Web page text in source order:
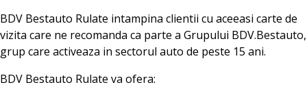
BDV Bestauto Rulate intampina clientii cu aceeasi carte de
vizita care ne recomanda ca parte a Grupului BDV.Bestauto,
grup care activeaza in sectorul auto de peste 15 ani.
BDV Bestauto Rulate va ofera: